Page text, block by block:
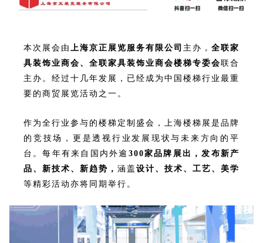
本次展会由 上海京正展览服务有限公司 主办， 全联家
具装饰业商会、 全联家具装饰业商会楼梯专委会联合
主办。 经过十几年发展，已经成为中国楼梯行业最重
要的商贸展览活动之一。
作为全行业参与的楼梯定制盛会，上海楼梯展 是品牌
的竞技场，更是透视行业发展现状与未来方向的平
台。每年有来自国内外逾 300家品牌展出，发布新产
品、新技术、新趋势， 涵盖 设计、技术、工艺、美学
等精彩活动亦将同期举行。